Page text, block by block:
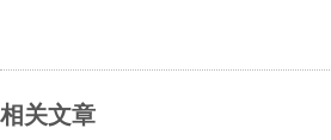
相关文章